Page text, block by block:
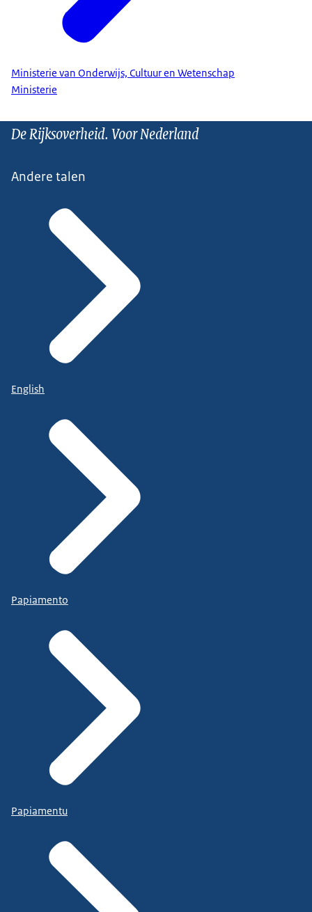
Ministerie van Onderwijs, Cultuur en Wetenschap
Ministerie
De Rijksoverheid. Voor Nederland
Andere talen
English
Papiamento
Papiamentu